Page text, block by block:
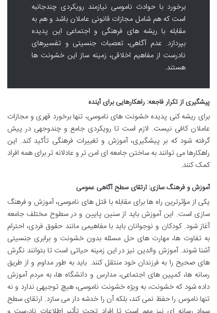
برخورد با حوادث ناموسی نیازمند رویکردی چندجانبه
است که هم شامل مجازات قانونی عاملان باشد و هم به
مقابله با ریشه های فرهنگی و اجتماعی این پدیده
بپردازد. عدم آگاهی، تعصبات جنسیتی و تفسیرهای
نادرست از مفاهیم اخلاقی، زمینه ساز این خشونت ها
هستند.
پیشگیری از تکرار فاجعه: راهکارهایی برای آینده
برای ریشه کنی پدیده خشونت های ناموسی، تنها برخورد قهری و مجازات
عاملان کافی نیست. لازم است تا رویکردی جامع و چندوجهی در پیش
گرفته شود که بر پیشگیری، آموزش و تغییرات فرهنگی تأکید کند. این
راهکارها می توانند به ساختن جامعه ای امن تر و عادلانه تر برای همه افراد
کمک کنند.
آموزش و فرهنگ سازی: ارتقای سطح آگاهی عمومی
یکی از مؤثرترین راه ها برای مقابله با قتل های ناموسی، آموزش و فرهنگ
سازی است. این آموزش باید از سنین پایین و در سطوح مختلف جامعه
آغاز شود. کودکان و نوجوانان باید با مفاهیمی مانند حقوق فردی، احترام
به تفاوت ها، مهارت های حل مسئله بدون خشونت و برابری جنسیتی
آشنا شوند. آموزش والدین نیز در این زمینه حیاتی است تا بتوانند نگرش
های صحیح را به فرزندان خود منتقل کنند. باید به طور مداوم و از طریق
رسانه ها، کمپین های اجتماعی، مدارس و دانشگاه ها، به مردم آموزش
داده شود که خشونت، به ویژه خشونت ناموسی، هیچ توجیهی ندارد و نه
تنها ناموس را حفظ نمی کند، بلکه آن را خدشه دار می سازد. ارتقای سطح